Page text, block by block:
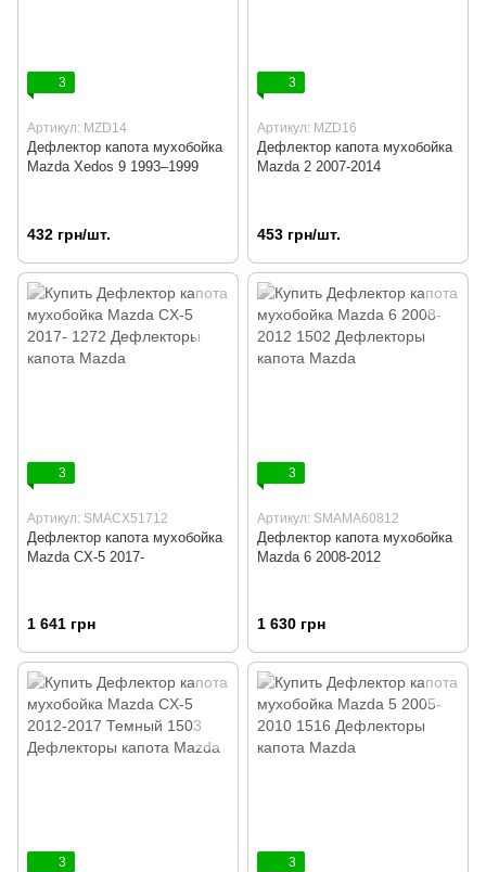
3
Артикул: MZD14
Дефлектор капота мухобойка
Mazda Xedos 9 1993–1999
432 грн/шт.
3
Артикул: MZD16
Дефлектор капота мухобойка
Mazda 2 2007-2014
453 грн/шт.
3
Артикул: SMACX51712
Дефлектор капота мухобойка
Mazda CX-5 2017-
1 641 грн
3
Артикул: SMAMA60812
Дефлектор капота мухобойка
Mazda 6 2008-2012
1 630 грн
3 3